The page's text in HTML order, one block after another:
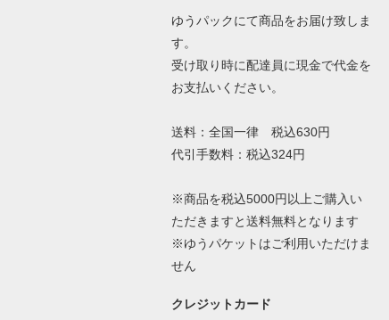
ゆうパックにて商品をお届け致しま
す。
受け取り時に配達員に現金で代金を
お支払いください。
送料：全国一律 税込630円
代引手数料：税込324円
※商品を税込5000円以上ご購入い
ただきますと送料無料となります
※ゆうパケットはご利用いただけま
せん
クレジットカード